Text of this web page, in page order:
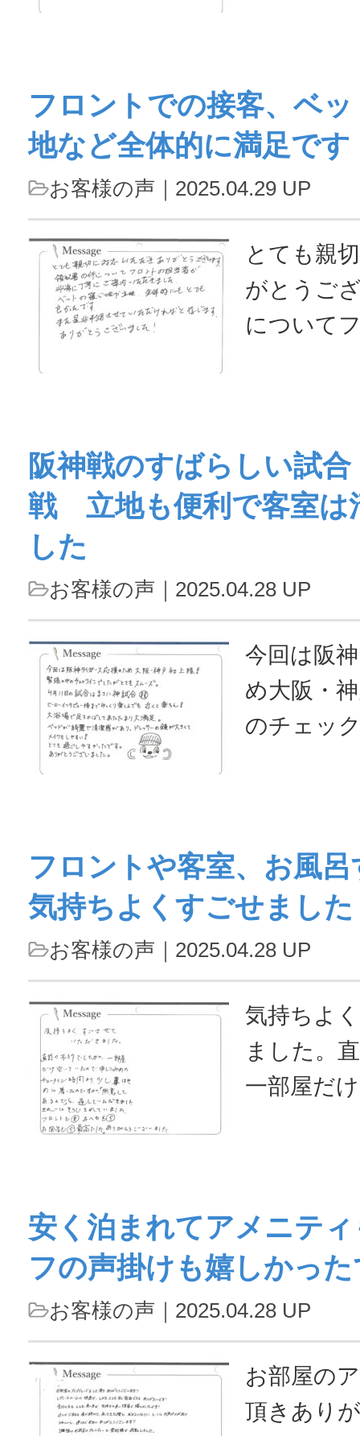
フロントでの接客、ベ
地など全体的に満足です
お客様の声 ｜2025.04.29 UP
とても親
がとうご
について
た是非利
と存じま
阪神戦のすばらしい試
戦 立地も便利で客室は
した
お客様の声 ｜2025.04.28 UP
今回は阪
め大阪・
のチェッ
も近くて
ばしてあ
ドが綺麗
ッサーの
しやすい
ったです
した。...
フロントや客室、お風
気持ちよくすごせました
お客様の声 ｜2025.04.28 UP
気持ちよ
ました。
一部屋だ
通してい
にそうじ
ントも⑤
最高でし
ました。...
安く泊まれてアメニテ
フの声掛けも嬉しかっ
お客様の声 ｜2025.04.28 UP
お部屋の
頂きあり